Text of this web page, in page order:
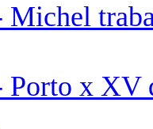
Michel
Porto x XV